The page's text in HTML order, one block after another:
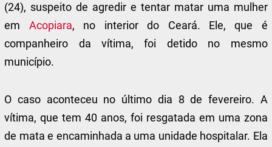
(24), suspeito de agredir e tentar matar uma mulher
em Acopiara, no interior do Ceará. Ele, que é
companheiro da vítima, foi detido no mesmo
município.
O caso aconteceu no último dia 8 de fevereiro. A
vítima, que tem 40 anos, foi resgatada em uma zona
de mata e encaminhada a uma unidade hospitalar. Ela